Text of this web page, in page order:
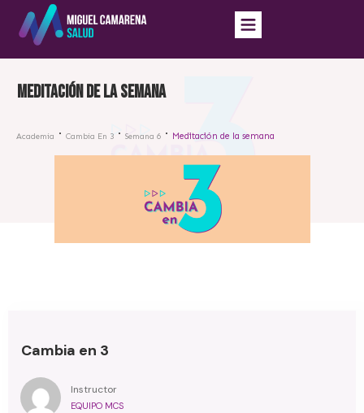
Meditación de la semana
Academia Cambia En 3 Semana 6 Meditación de la semana
Cambia en 3
Instructor
EQUIPO MCS